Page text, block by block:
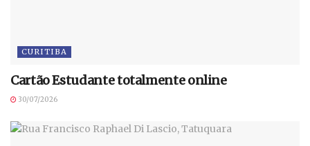
CURITIBA
Cartão Estudante totalmente online
30/07/2026